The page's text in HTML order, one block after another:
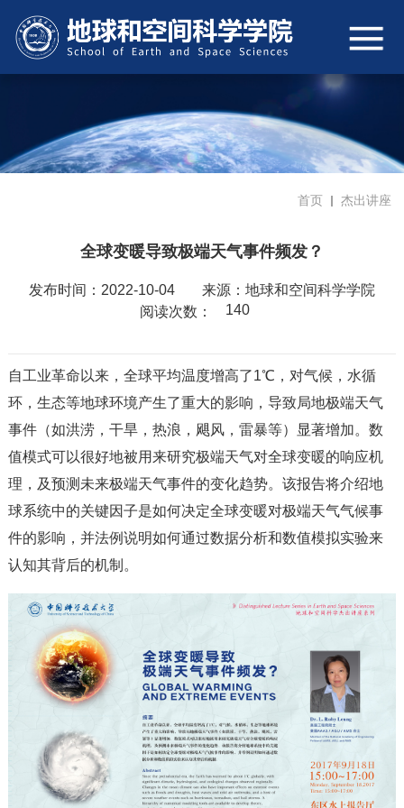
首页 杰出讲座
全球变暖导致极端天气事件频发？
发布时间：2022-10-04
来源：地球和空间科学学院
阅读次数：
140
自工业革命以来，全球平均温度增高了1℃，对气候，水循
环，生态等地球环境产生了重大的影响，导致局地极端天气
事件（如洪涝，干旱，热浪，飓风，雷暴等）显著增加。数
值模式可以很好地被用来研究极端天气对全球变暖的响应机
理，及预测未来极端天气事件的变化趋势。该报告将介绍地
球系统中的关键因子是如何决定全球变暖对极端天气气候事
件的影响，并法例说明如何通过数据分析和数值模拟实验来
认知其背后的机制。